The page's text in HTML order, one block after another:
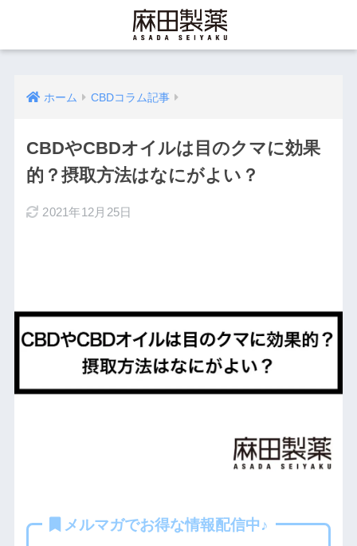
ホーム CBDコラム記事
CBDやCBDオイルは目のクマに効果
的？摂取方法はなにがよい？
2021年12月25日
メルマガでお得な情報配信中♪